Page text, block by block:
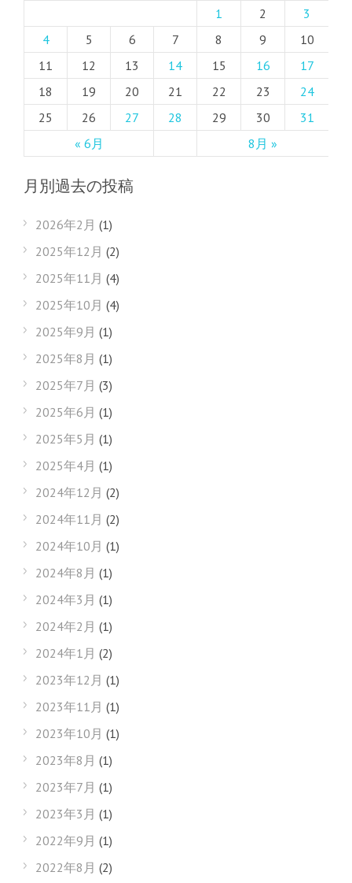
« 6月 8月 »
1 2
3
4
5 6 7 8 9
10
11
12 13 14 15 16
17
18
19 20 21 22 23
24
25
26 27 28 29 30 31
月別過去の投稿
2026年2月 (1)
2025年12月 (2)
2025年11月 (4)
2025年10月 (4)
2025年9月 (1)
2025年8月 (1)
2025年7月 (3)
2025年6月 (1)
2025年5月 (1)
2025年4月 (1)
2024年12月 (2)
2024年11月 (2)
2024年10月 (1)
2024年8月 (1)
2024年3月 (1)
2024年2月 (1)
2024年1月 (2)
2023年12月 (1)
2023年11月 (1)
2023年10月 (1)
2023年8月 (1)
2023年7月 (1)
2023年3月 (1)
2022年9月 (1)
2022年8月 (2)